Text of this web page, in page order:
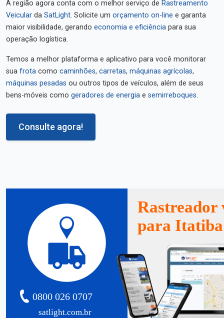
A região agora conta com o melhor serviço de Rastreamento
Veicular da SatLight. Solicite um orçamento on-line e garanta
maior visibilidade, gerando economia e eficiência para sua
operação logística.
Temos a melhor plataforma e aplicativo para você monitorar
sua frota como caminhões, carretas, máquinas agrícolas,
máquinas pesadas ou outros tipos de veículos, além de seus
bens-móveis como geradores de energia e semirreboques.
Consulte agora!
satlight.com.br
0800 026 0707
Rastreador
para